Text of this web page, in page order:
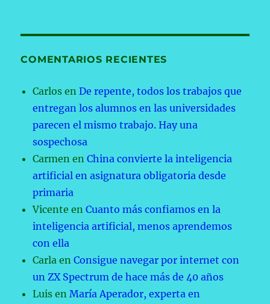
COMENTARIOS RECIENTES
Carlos enDe repente, todos los trabajos que
entregan los alumnos en las universidades
parecen el mismo trabajo. Hay una
sospechosa
Carmen enChina convierte la inteligencia
artificial en asignatura obligatoria desde
primaria
Vicente enCuanto más confiamos en la
inteligencia artificial, menos aprendemos
con ella
Carla enConsigue navegar por internet con
un ZX Spectrum de hace más de 40 años
Luis enMaría Aperador, experta en